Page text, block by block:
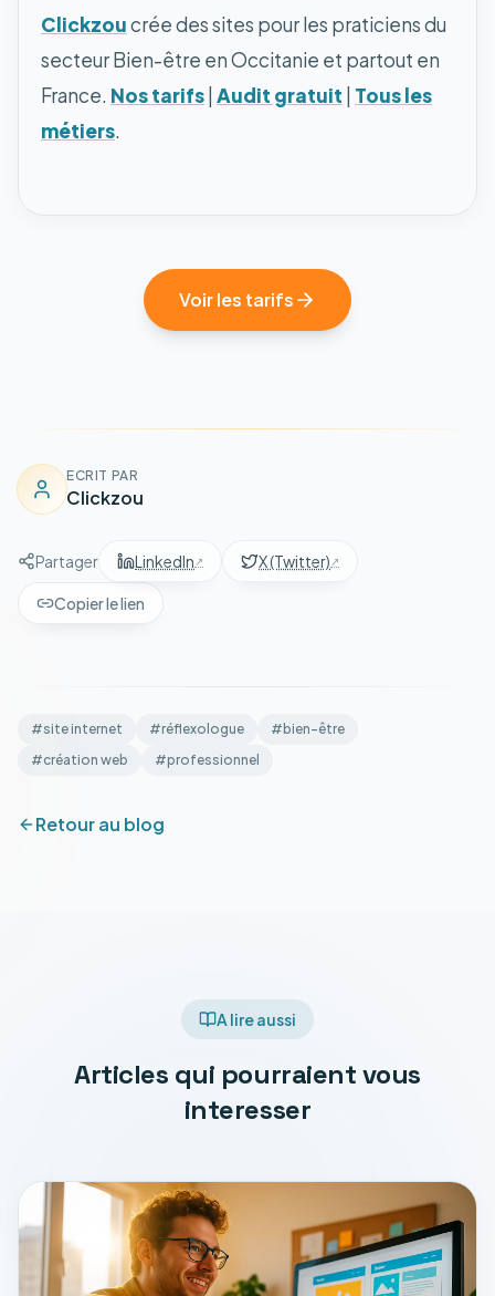
Clickzoucrée des sites pour les praticiens du
secteur Bien-être en Occitanie et partout en
France. Nos tarifs Audit gratuit Tous les
métiers.
Voir les tarifs
ECRIT PAR
Clickzou
Partager LinkedIn X (Twitter)
Copier le lien
#site internet #réflexologue # bien-être
#création web #professionnel
Retour au blog
A lire aussi
Articles qui pourraient vous
interesser